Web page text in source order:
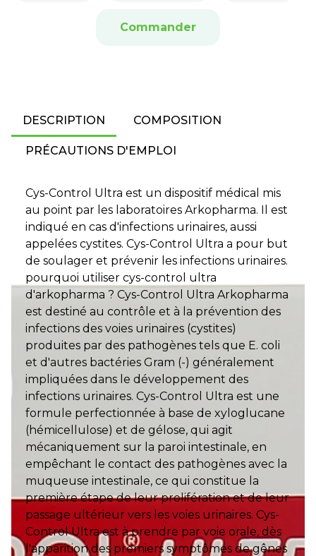
Commander
DESCRIPTION COMPOSITION
PRÉCAUTIONS D'EMPLOI
Cys-Control Ultra est un dispositif médical mis
au point par les laboratoires Arkopharma. Il est
indiqué en cas d'infections urinaires, aussi
appelées cystites. Cys-Control Ultra a pour but
de soulager et prévenir les infections urinaires.
pourquoi utiliser cys-control ultra
d'arkopharma ? Cys-Control Ultra Arkopharma
est destiné au contrôle et à la prévention des
infections des voies urinaires (cystites)
produites par des pathogènes tels que E. coli
et d'autres bactéries Gram (-) généralement
impliquées dans le développement des
infections urinaires. Cys-Control Ultra est une
formule perfectionnée à base de xyloglucane
(hémicellulose) et de gélose, qui agit
mécaniquement sur la paroi intestinale, en
empêchant le contact des pathogènes avec la
muqueuse intestinale, ce qui constitue la
première étape de leur prolifération et de leur
passage ultérieur vers les voies urinaires. Cys-
Control Ultra est à prendre par voie orale, dès
l'apparition des premiers symptômes de gênes